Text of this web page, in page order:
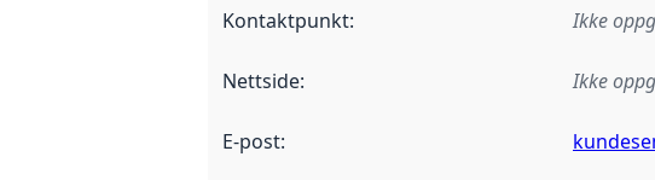
Kontaktpunkt: Ikke
Nettside: Ikke
E-post: